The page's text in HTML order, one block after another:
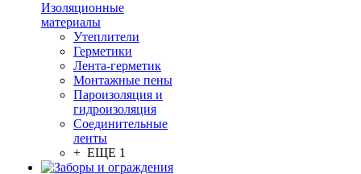
Изоляционные
материалы
Утеплители
Герметики
Лента-герметик
Монтажные пены
Пароизоляция и
гидроизоляция
Соединительные
ленты
+ ЕЩЕ 1